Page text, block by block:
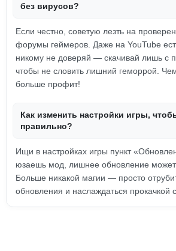
без вирусов?
Если честно, советую лезть на
форумы геймеров. Даже на YouTube
никому не доверяй — скачивай лишь с
чтобы не словить лишний геморрой.
больше профит!
Как изменить настройки игры,
правильно?
Ищи в настройках игры пункт
юзаешь мод, лишнее обновление может
Больше никакой магии — просто
обновления и наслаждаться прокачкой